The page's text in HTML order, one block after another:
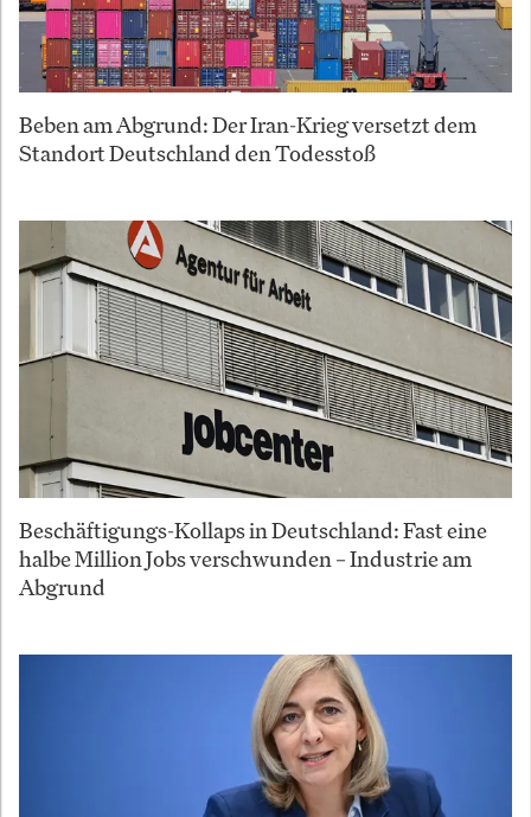
Beben am Abgrund: Der Iran-Krieg versetzt dem
Standort Deutschland den Todesstoß
Beschäftigungs-Kollaps in Deutschland: Fast eine
halbe Million Jobs verschwunden – Industrie am
Abgrund